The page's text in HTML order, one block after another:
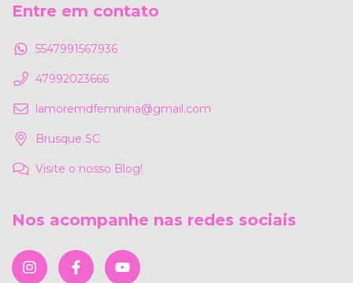
Entre em contato
5547991567936
47992023666
lamoremdfeminina@gmail.com
Brusque SC
Visite o nosso Blog!
Nos acompanhe nas redes sociais